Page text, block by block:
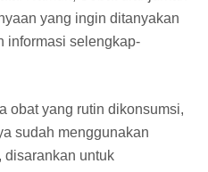
yang ingin ditanyakan
informasi selengkap-
obat yang rutin dikonsumsi,
sudah menggunakan
disarankan untuk